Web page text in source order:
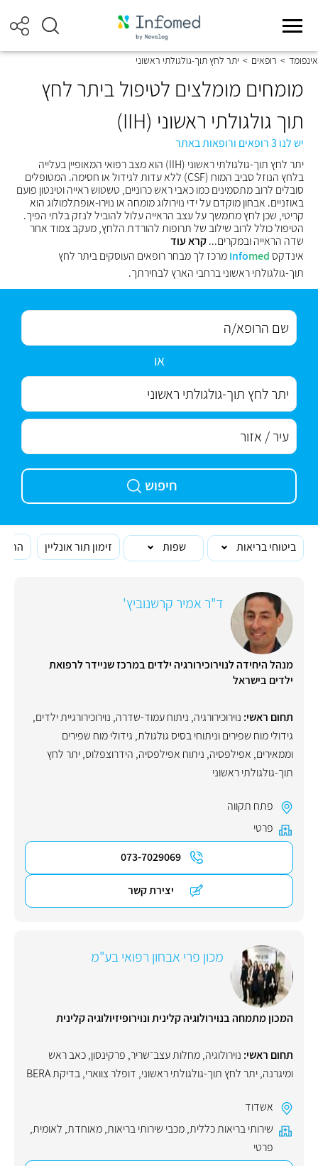
אינפומד > רופאים > יתר לחץ תוך-גולגולתי ראשוני
מומחים מומלצים לטיפול ביתר לחץ
תוך גולגולתי ראשוני (IIH)
יש לנו 3 רופאים ורופאות באתר
יתר לחץ תוך-גולגולתי ראשוני (IIH) הוא מצב רפואי המאופיין בעלייה
בלחץ הנוזל סביב המוח (CSF) ללא עדות לגידול או חסימה. המטופלים
סובלים לרוב מתסמינים כמו כאבי ראש כרוניים, טשטוש ראייה וטינטון פועם
באוזניים. אבחון מוקדם על ידי נוירולוג מומחה או נוירו-אופתלמולוג הוא
קריטי, שכן לחץ מתמשך על עצב הראייה עלול להוביל לנזק בלתי הפיך.
הטיפול כולל לרוב שילוב של תרופות להורדת הלחץ, מעקב צמוד אחר
שדה הראייה ובמקרים...קרא עוד
אינדקס
Infomed
מרכז לך מבחר רופאים העוסקים ביתר לחץ
תוך-גולגולתי ראשוני ברחבי הארץ לבחירתך.
או
חיפוש
ביטוחי בריאות שפות זימון תור אונליין
ד"ר אמיר קרשנוביץ'
מנהל היחידה לנוירוכירורגיה ילדים במרכז שניידר לרפואת
ילדים בישראל
תחום ראשי: נוירוכירורגיה, ניתוח עמוד-שדרה, נוירוכירורגיית ילדים,
גידולי מוח שפירים וניתוחי בסיס גולגולת, גידולי מוח שפירים
וממאירים, אפילפסיה, ניתוח אפילפסיה, הידרוצפלוס,יתר לחץ
תוך-גולגולתי ראשוני
פתח תקווה
פרטי
073-7029069
יצירת קשר
מכון פרי אבחון רפואי בע"מ
המכון מתמחה בנוירולוגיה קלינית ונוירופיזיולוגיה קלינית
תחום ראשי: נוירולוגיה,מחלות עצב־שריר, פרקינסון,כאב ראש
ומיגרנה,יתר לחץ תוך-גולגולתי ראשוני, דופלר צווארי,בדיקת BERA
אשדוד
שירותי בריאות כללית,מכבי שירותי בריאות,מאוחדת, לאומית,
פרטי